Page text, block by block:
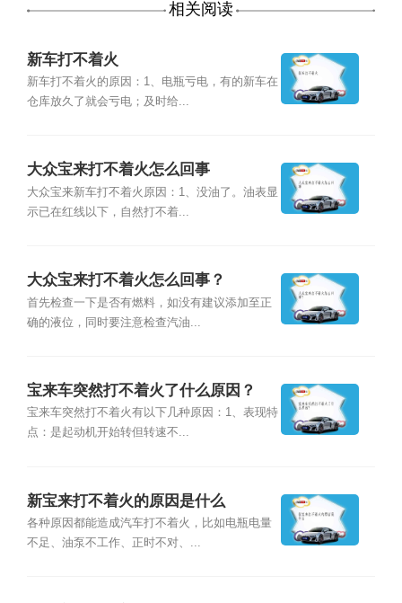
相关阅读
新车打不着火
新车打不着火的原因：1、电瓶亏电，有的新车在
仓库放久了就会亏电；及时给...
大众宝来打不着火怎么回事
大众宝来新车打不着火原因：1、没油了。油表显
示已在红线以下，自然打不着...
大众宝来打不着火怎么回事？
首先检查一下是否有燃料，如没有建议添加至正
确的液位，同时要注意检查汽油...
宝来车突然打不着火了什么原因？
宝来车突然打不着火有以下几种原因：1、表现特
点：是起动机开始转但转速不...
新宝来打不着火的原因是什么
各种原因都能造成汽车打不着火，比如电瓶电量
不足、油泵不工作、正时不对、...